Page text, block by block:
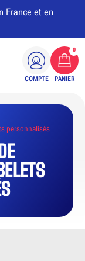
France et en
COMPTE PANIER
0
personnalisés